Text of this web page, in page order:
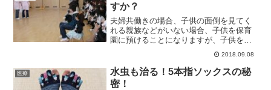
すか？
夫婦共働きの場合、子供の面倒を見てく
れる親族などがいない場合、子供を保育
園に預けることになりますが、子供を低
月齢で保育園に預けることには、様々な
2018.09.08
医療
水虫も治る！5本指ソックスの秘
密！